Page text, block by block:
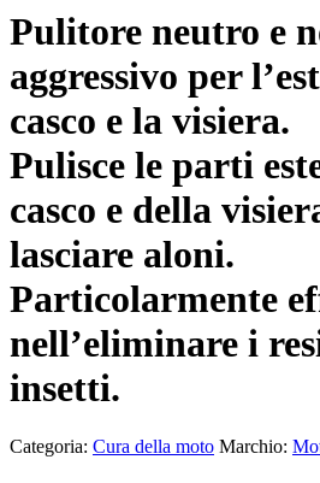
Pulitore neutro e
aggressivo per
casco e la visiera.
Pulisce le parti
casco e della
lasciare aloni.
Particolarmente
nell’eliminare i
insetti.
Categoria: Cura della moto Marchio: